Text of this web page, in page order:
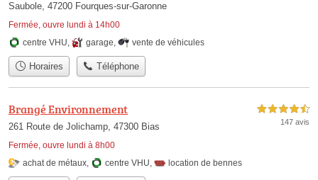
Saubole, 47200 Fourques-sur-Garonne
Fermée, ouvre lundi à 14h00
centre VHU, garage, vente de véhicules
Horaires Téléphone
Brangé Environnement
261 Route de Jolichamp, 47300 Bias
Fermée, ouvre lundi à 8h00
4,5 étoiles sur 5
147 avis
achat de métaux centre VHU location de bennes